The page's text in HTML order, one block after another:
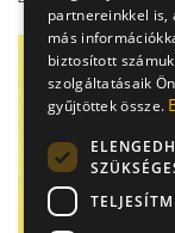
partnereinkkel is,
más
biztosított
szolgáltatásaik
gyűjtöttek össze.